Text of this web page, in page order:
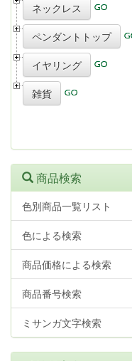
ネックレス
ペンダントトップ
イヤリング
雑貨
商品検索
色別商品一覧リスト
色による検索
商品価格による検索
商品番号検索
ミサンガ文字検索